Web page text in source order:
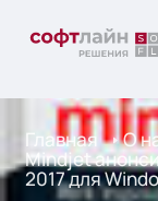
Главная О
Mindjet
2017 для